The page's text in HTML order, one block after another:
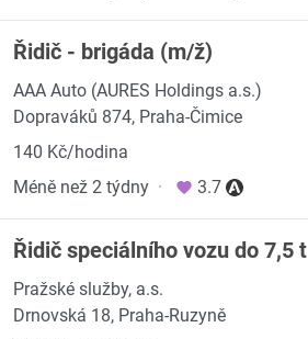
Řidič - brigáda (m/ž)
AAA Auto (AURES Holdings a.s.)
Dopraváků 874, Praha-Čimice
140 Kč/hodina
Méně než 2 týdny · 3.7
Řidič speciálního vozu do 7,5 t
Pražské služby, a.s.
Drnovská 18, Praha-Ruzyně